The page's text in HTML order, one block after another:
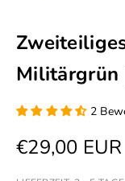
2
Angebot
€29,00 EUR